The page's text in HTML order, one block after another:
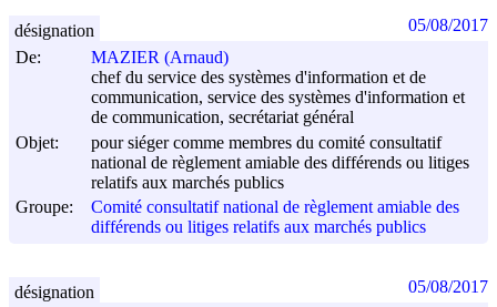
De:
MAZIER (Arnaud)
chef du service des systèmes d'information et de
communication, service des systèmes d'information et
de communication, secrétariat général
Objet:
pour siéger comme membres du comité consultatif
national de règlement amiable des différends ou litiges
relatifs aux marchés publics
Groupe:
Comité consultatif national de règlement amiable des
différends ou litiges relatifs aux marchés publics
désignation 05/08/2017
désignation 05/08/2017